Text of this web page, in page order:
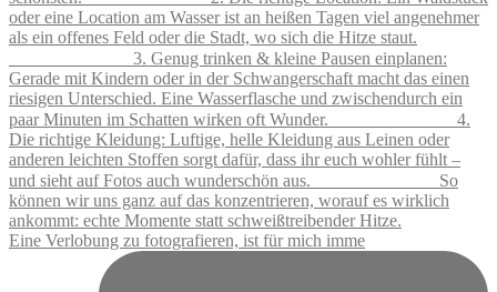
Eine Verlobung zu fotografieren, ist für mich imme